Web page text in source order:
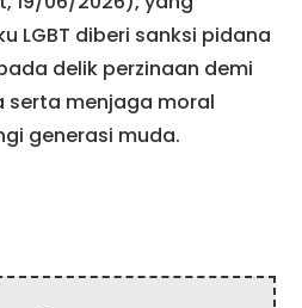
LGBT diberi sanksi pidana
delik perzinaan demi
serta menjaga moral
generasi muda.